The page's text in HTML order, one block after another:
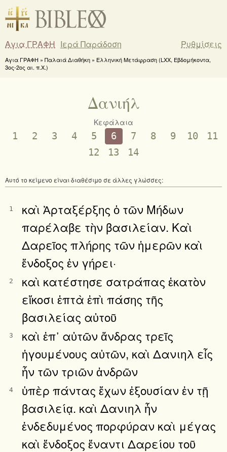
Αγια ΓΡΑΦΗ Ιερά Παράδοση Ρυθμίσεις
Αγια ΓΡΑΦΗ » Παλαιά Διαθήκη » Ελληνική Μετάφραση (LXX, Εβδομήκοντα,
3ος-2ος αι. π.Χ.)
Δανιήλ
Κεφάλαια
1 2 3 4 5 6 7 8 9 10
11
12
13 14
Αυτό το κείμενο είναι διαθέσιμο σε άλλες γλώσσες:
1
καὶ Ἀρταξέρξης ὁ τῶν Μήδων
παρέλαβε τὴν βασιλείαν. Καὶ
Δαρεῖος πλήρης τῶν ἡμερῶν καὶ
ἔνδοξος ἐν γήρει·
2
καὶ κατέστησε σατράπας ἑκατὸν
εἴκοσι ἑπτὰ ἐπὶ πάσης τῆς
βασιλείας αὐτοῦ
3
καὶ ἐπ᾿ αὐτῶν ἄνδρας τρεῖς
ἡγουμένους αὐτῶν, καὶ Δανιηλ εἷς
ἦν τῶν τριῶν ἀνδρῶν
4
ὑπὲρ πάντας ἔχων ἐξουσίαν ἐν τῇ
βασιλείᾳ. καὶ Δανιηλ ἦν
ἐνδεδυμένος πορφύραν καὶ μέγας
καὶ ἔνδοξος ἔναντι Δαρείου τοῦ